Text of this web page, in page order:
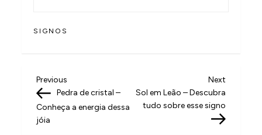
SIGNOS
N
a
v
Previous
Post
Previous
Pedra de cristal –
Conheça a energia dessa
jóia
Next
Post
Next
Sol em Leão – Descubra
tudo sobre esse signo